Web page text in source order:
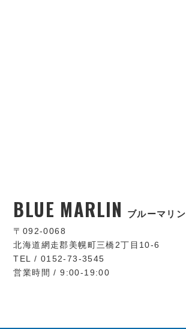
BLUE MARLIN ブルーマリン
〒092-0068
北海道網走郡美幌町三橋2丁目10-6
TEL / 0152-73-3545
営業時間 / 9:00-19:00